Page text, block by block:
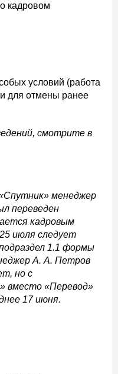
кадровом
условий (работа
для отмены ранее
смотрите в
менеджер
переведен
кадровым
июля следует
1.1 формы
А. А. Петров
но с
вместо «Перевод»
17 июня.